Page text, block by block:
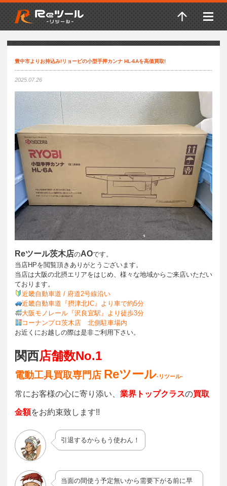
豊中市よりお持込み!リョービの小型手押カンナ HL-6Aを高価買取!
2025.07.26
Reツール茨木店のAOです。
当店HPを閲覧頂きありがとうございます。
当店は大阪の北摂エリアをはじめ、様々な地域からご来店いただい
ております。
近畿自動車道 / 府道2号線沿い
近畿自動車道『摂津北IC』より車で約5分
大阪モノレール『沢良宜駅』より徒歩3分
コーナンプロ茨木店 北側駐車場内
お近くにお越しの際は是非ご利用下さい。
関西店舗数No.1
電動工具買取専門店 Reツール-リツール-
常にお客様の心に寄り添い、 業界トップクラスの買取
金額をお約束致します!!
引退するからもう使わん！
当面の間使う予定無いから需要下がる前に早